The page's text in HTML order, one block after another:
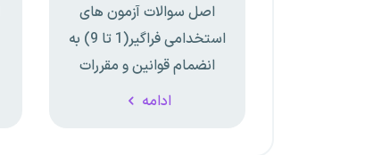
اصل سوالات آزمون های
استخدامی فراگیر(1 تا 9) به
انضمام قوانین و مقررات
اداری و استخدامی
ادامه